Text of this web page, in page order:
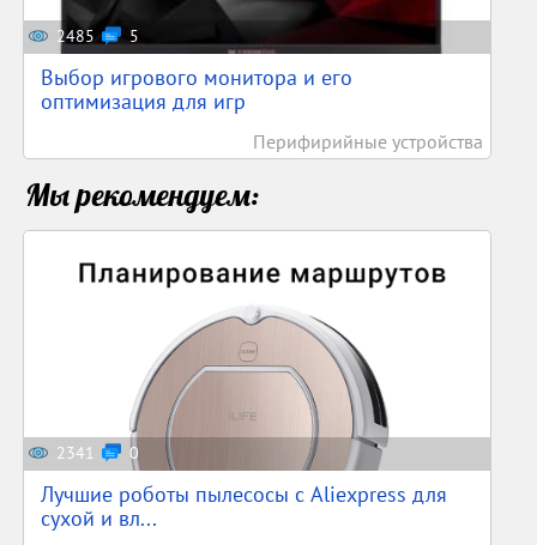
2485 5
Выбор игрового монитора и его
оптимизация для игр
Перифирийные устройства
Мы рекомендуем:
2341 0
Лучшие роботы пылесосы с Aliexpress для
сухой и вл...